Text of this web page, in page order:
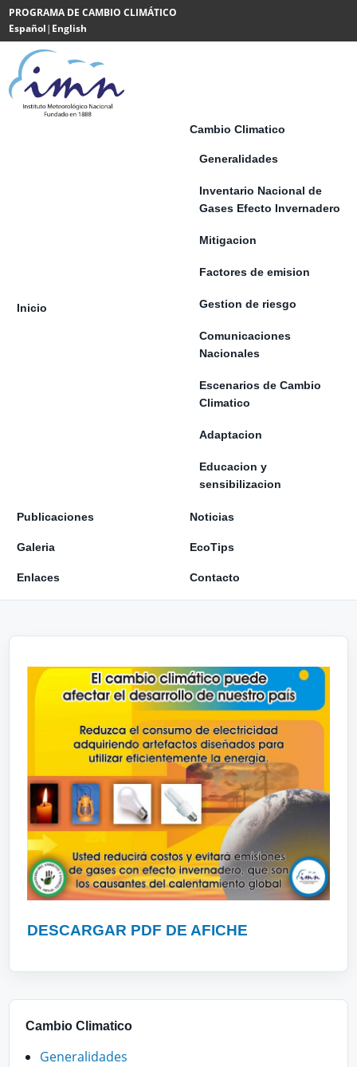
Saltar al contenido
PROGRAMA DE CAMBIO CLIMÁTICO
Español| English
Powered
by
Translate
Inicio
Cambio Climatico
Generalidades
Inventario Nacional de
Gases Efecto Invernadero
Mitigacion
Factores de emision
Gestion de riesgo
Comunicaciones
Nacionales
Escenarios de Cambio
Climatico
Adaptacion
Educacion y
sensibilizacion
Publicaciones Noticias
Galeria EcoTips
Enlaces Contacto
DESCARGAR PDF DE AFICHE
Cambio Climatico
Generalidades